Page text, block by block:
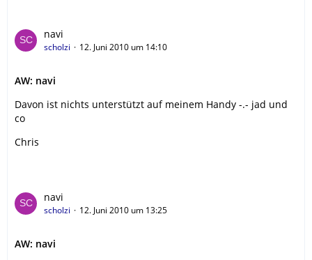
navi
scholzi 12. Juni 2010 um 14:10
AW: navi
Davon ist nichts unterstützt auf meinem Handy -.- jad und
co
Chris
navi
scholzi 12. Juni 2010 um 13:25
AW: navi